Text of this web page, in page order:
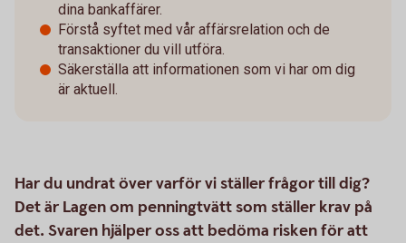
dina bankaffärer.
Förstå syftet med vår affärsrelation och de
transaktioner du vill utföra.
Säkerställa att informationen som vi har om dig
är aktuell.
Har du undrat över varför vi ställer frågor till dig?
Det är Lagen om penningtvätt som ställer krav på
det. Svaren hjälper oss att bedöma risken för att